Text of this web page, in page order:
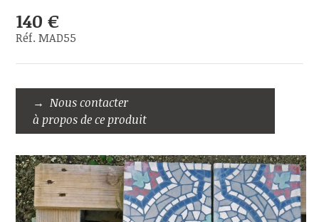
140 €
Réf. MAD55
Nous contacter
à propos de ce produit